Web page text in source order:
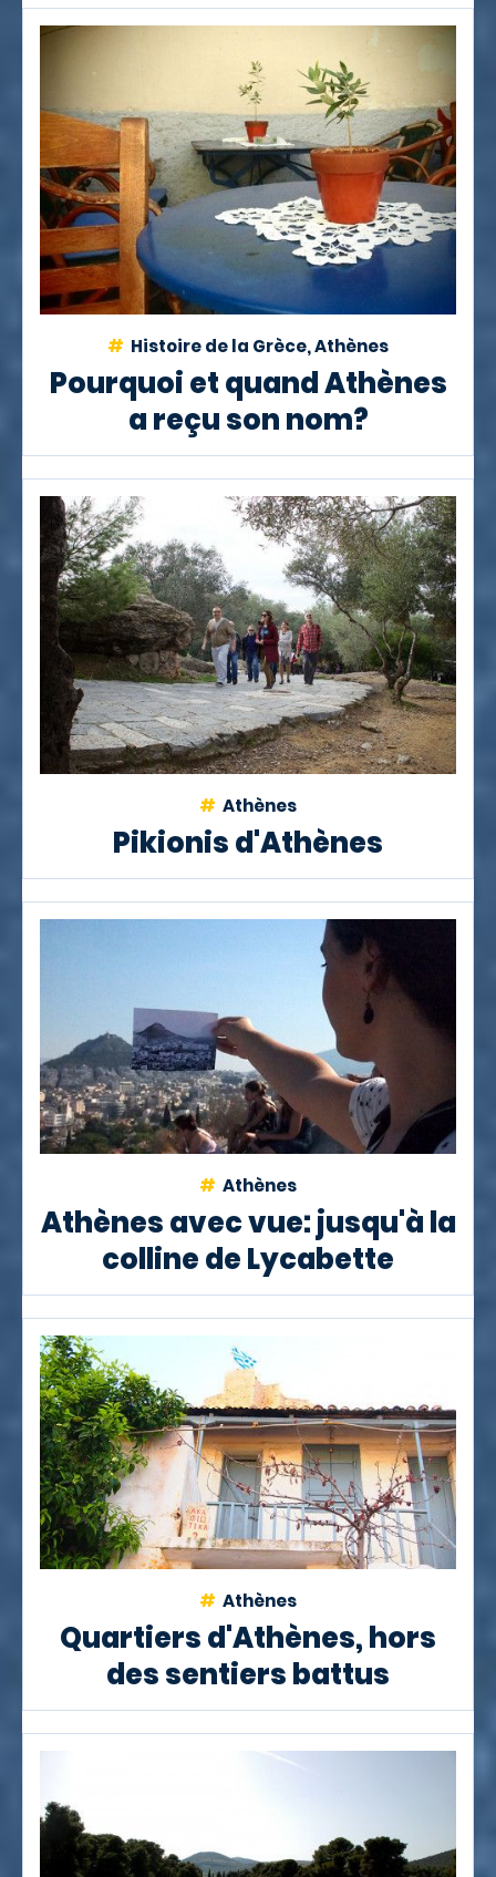
Histoire de la Grèce, Athènes
Pourquoi et quand Athènes
a reçu son nom?
Athènes
Pikionis d'Athènes
Athènes
Athènes avec vue: jusqu'à la
colline de Lycabette
Athènes
Quartiers d'Athènes, hors
des sentiers battus